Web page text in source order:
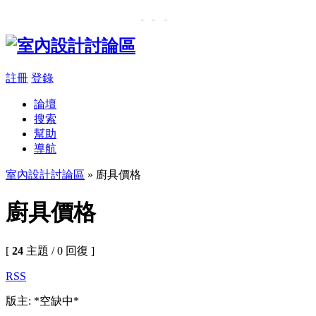
註冊 登錄
論壇
搜索
幫助
導航
室內設計討論區 » 廚具價格
廚具價格
[ 24 主題 / 0 回復 ]
RSS
版主: *空缺中*